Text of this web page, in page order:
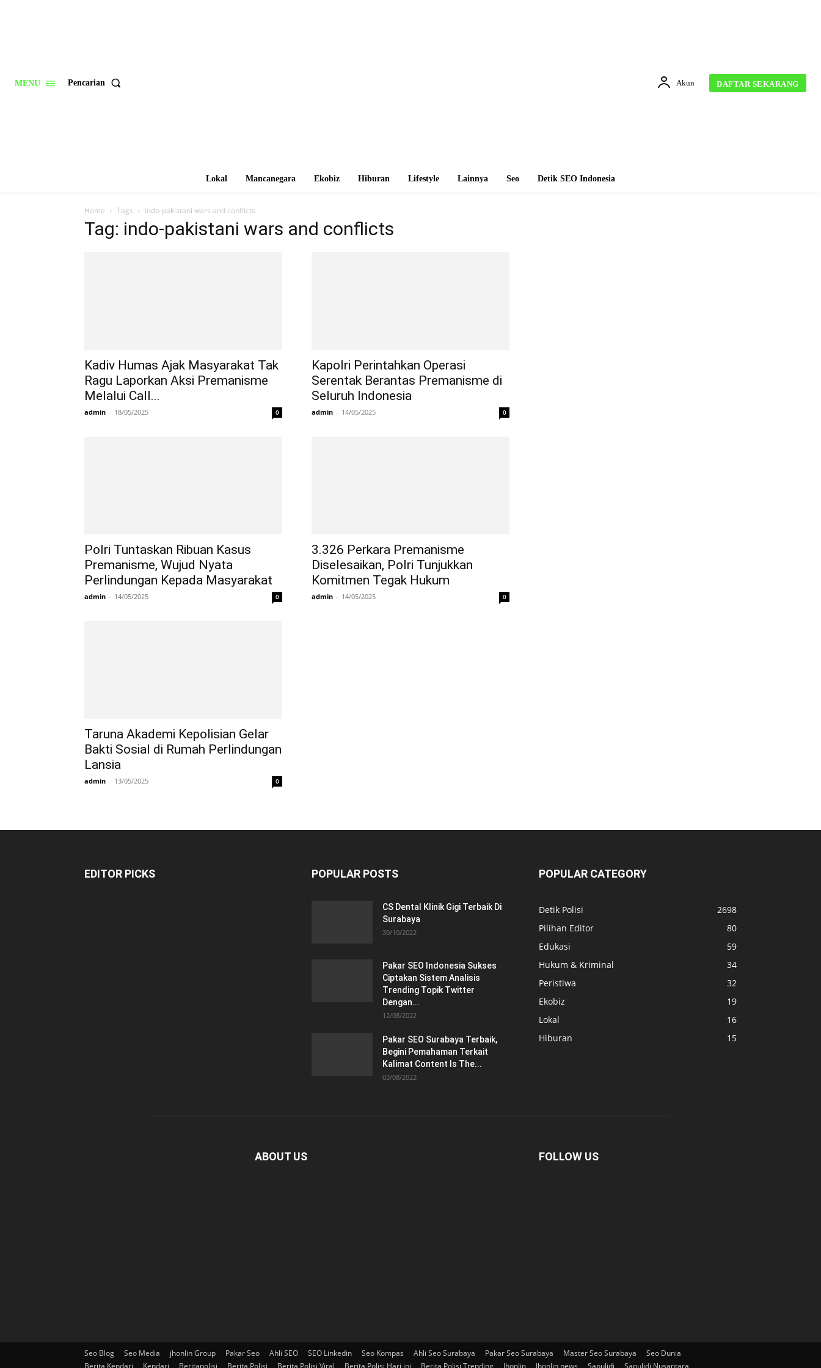
MENU Pencarian Akun DAFTAR SEKARANG
Lokal Mancanegara Ekobiz Hiburan Lifestyle Lainnya Seo Detik SEO Indonesia
Home Tags Indo-pakistani wars and conflicts
Tag: indo-pakistani wars and conflicts
Kadiv Humas Ajak Masyarakat Tak
Ragu Laporkan Aksi Premanisme
Melalui Call...
admin - 18/05/2025 0
Kapolri Perintahkan Operasi
Serentak Berantas Premanisme di
Seluruh Indonesia
admin - 14/05/2025 0
Polri Tuntaskan Ribuan Kasus
Premanisme, Wujud Nyata
Perlindungan Kepada Masyarakat
admin - 14/05/2025 0
3.326 Perkara Premanisme
Diselesaikan, Polri Tunjukkan
Komitmen Tegak Hukum
admin - 14/05/2025 0
Taruna Akademi Kepolisian Gelar
Bakti Sosial di Rumah Perlindungan
Lansia
admin - 13/05/2025 0
EDITOR PICKS POPULAR POSTS
CS Dental Klinik Gigi Terbaik Di
Surabaya
30/10/2022
Pakar SEO Indonesia Sukses
Ciptakan Sistem Analisis
Trending Topik Twitter
Dengan...
12/08/2022
Pakar SEO Surabaya Terbaik,
Begini Pemahaman Terkait
Kalimat Content Is The...
03/08/2022
POPULAR CATEGORY
Detik Polisi
2698
Pilihan Editor
80
Edukasi
59
Hukum & Kriminal
34
Peristiwa
32
Ekobiz
19
Lokal
16
Hiburan
15
ABOUT US FOLLOW US
Seo Blog Seo Media jhonlin Group Pakar Seo Ahli SEO SEO Linkedin Seo Kompas Ahli Seo Surabaya Pakar Seo Surabaya Master Seo Surabaya
Seo Dunia
Berita Kendari
Kendari Beritapolisi Berita Polisi Berita Polisi Viral Berita Polisi Hari ini Berita Polisi Trending Jhonlin Jhonlin news Sapulidi Sapulidi Nusantara